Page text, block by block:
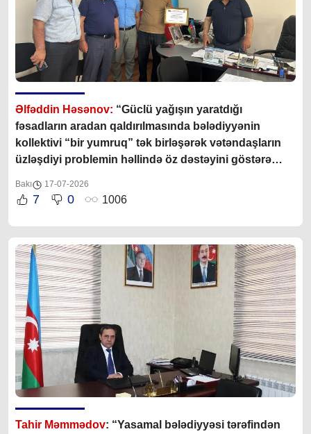
Əlfəddin Həsənov: “Güclü yağışın yaratdığı
fəsadların aradan qaldırılmasında bələdiyyənin
kollektivi “bir yumruq” tək birləşərək vətəndaşların
üzləşdiyi problemin həllində öz dəstəyini göstərə
Bakı 17-07-2026
7 0 1006
Tahir Məmmədov: “Yasamal bələdiyyəsi tərəfindən